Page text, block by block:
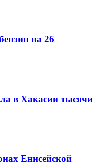
на 26
в Хакасии тысячи
Енисейской